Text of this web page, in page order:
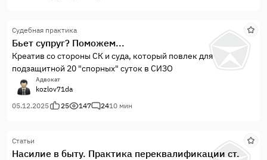
Судебная практика
Бьет супруг? Поможем...
Креатив со стороны СК и суда, который повлек для
подзащитной 20 "спорных" суток в СИЗО
Адвокат
kozlov71da
05.12.2025
25 147 2410 мин
Статьи
Насилие в быту. Практика переквалификации ст.